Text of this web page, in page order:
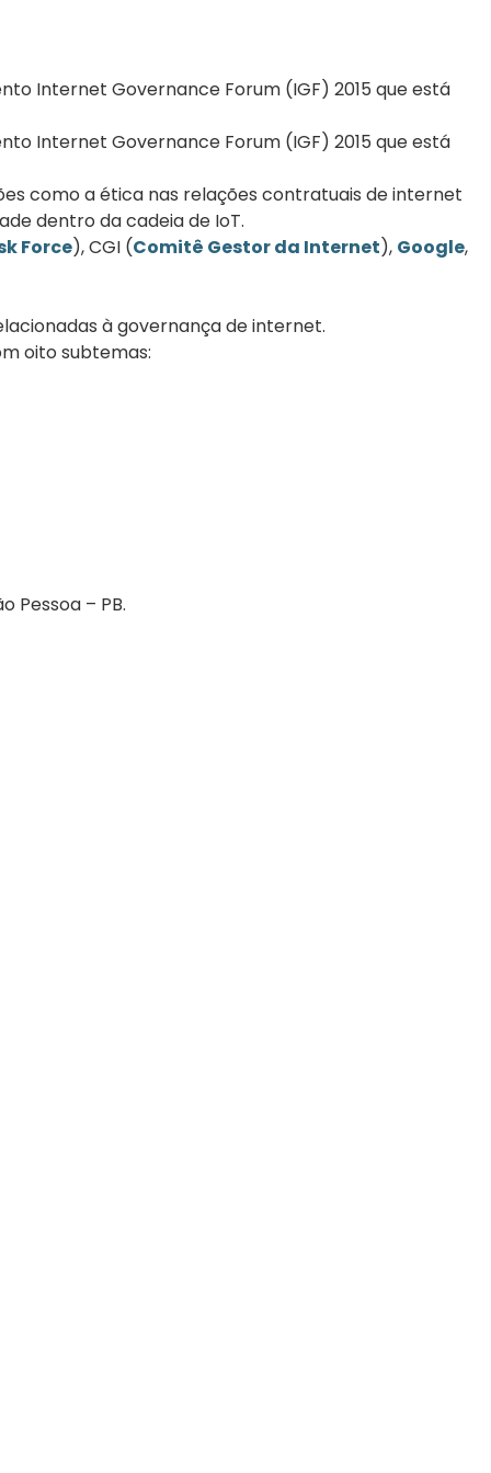
Internet Governance Forum (IGF) 2015 que está
Internet Governance Forum (IGF) 2015 que está
como a ética nas relações contratuais de internet
dentro da cadeia de IoT.
Force), CGI (Comitê Gestor da Internet), Google,
à governança de internet.
oito subtemas:
Pessoa – PB.